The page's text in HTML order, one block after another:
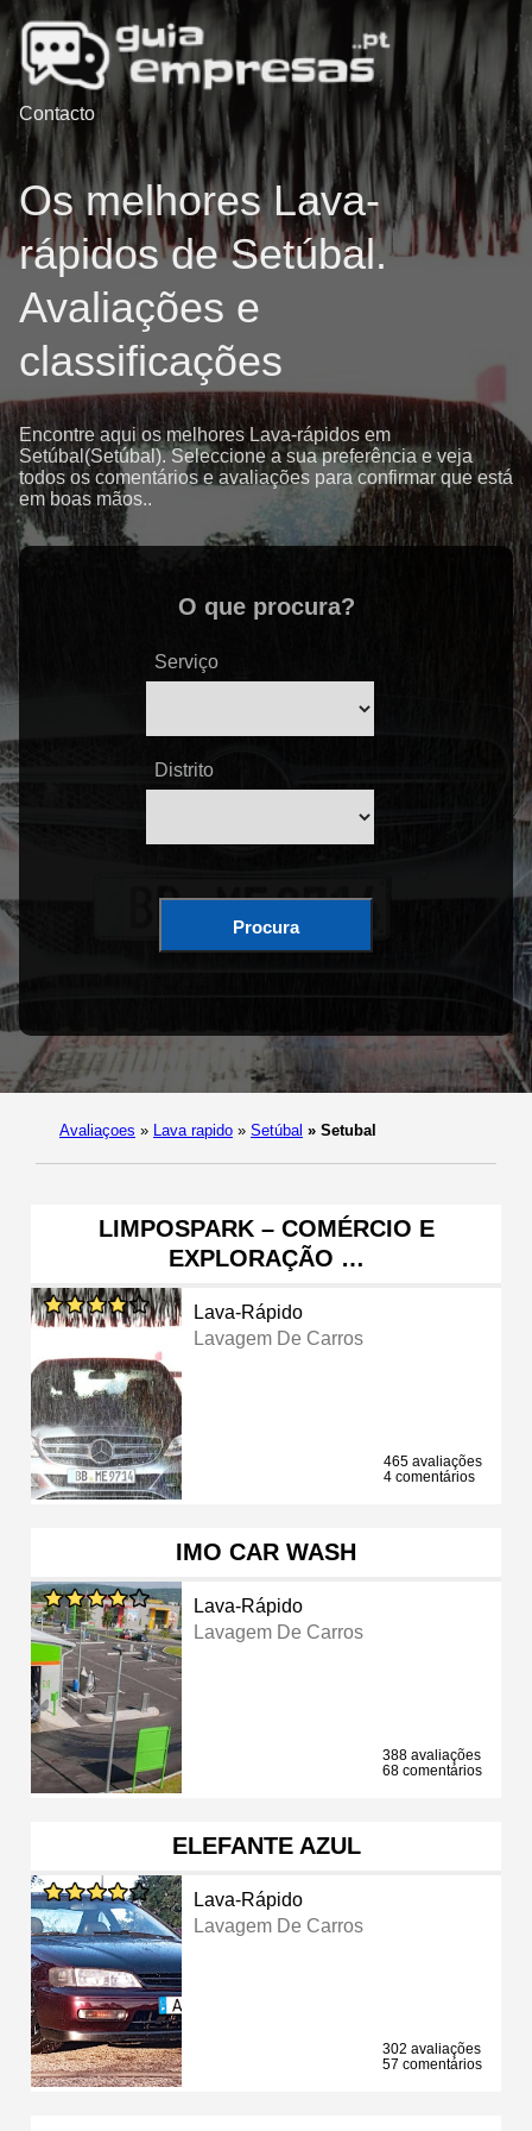
Contacto
Os melhores Lava-
rápidos de Setúbal.
Avaliações e
classificações
Encontre aqui os melhores Lava-rápidos em
Setúbal(Setúbal). Seleccione a sua preferência e veja
todos os comentários e avaliações para confirmar que está
em boas mãos..
O que procura?
Serviço
Distrito
Procura
Avaliaçoes » Lava rapido » Setúbal » Setubal
LIMPOSPARK – COMÉRCIO E
EXPLORAÇÃO …
Lava-Rápido
Lavagem De Carros
465 avaliações
4 comentários
IMO CAR WASH
Lava-Rápido
Lavagem De Carros
388 avaliações
68 comentários
ELEFANTE AZUL
Lava-Rápido
Lavagem De Carros
302 avaliações
57 comentários